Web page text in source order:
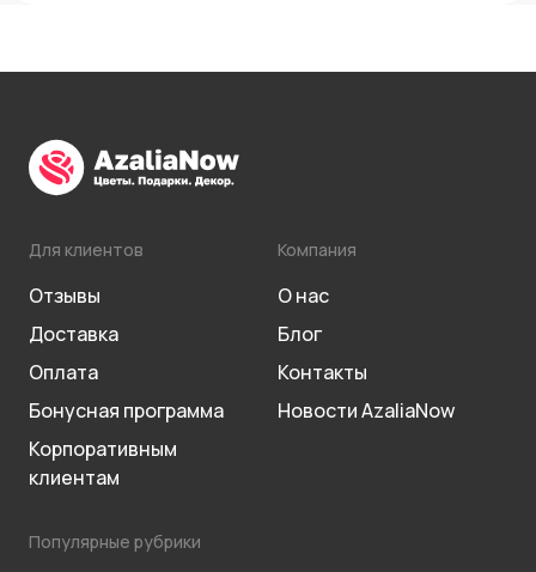
Для клиентов
Отзывы
Доставка
Оплата
Бонусная программа
Корпоративным
клиентам
Компания
О нас
Блог
Контакты
Новости AzaliaNow
Популярные рубрики